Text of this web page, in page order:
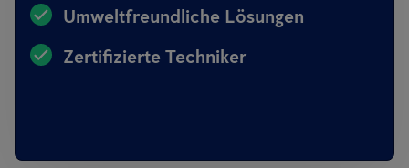
Umweltfreundliche Lösungen
Zertifizierte Techniker